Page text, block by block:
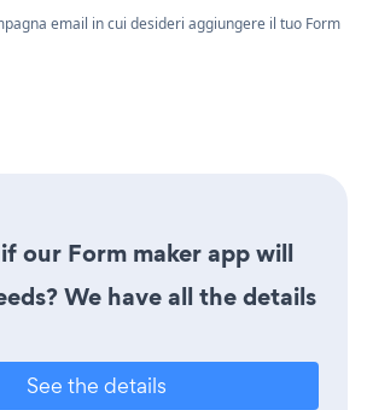
email in cui desideri aggiungere il tuo Form
our Form maker app will
We have all the details
See the details